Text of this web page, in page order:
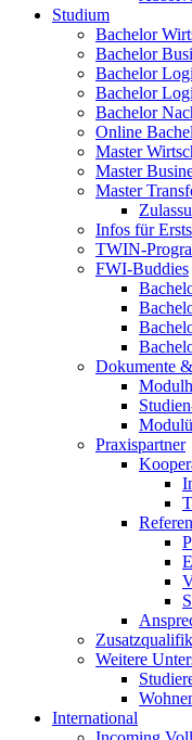
Studium
Bachelor
Bachelor
Bachelor
Bachelor
Bachelor
Online
Master
Master
Master
Infos für
TWIN-
FWI-Buddies
Dokumente
Praxispartner
Weitere
International